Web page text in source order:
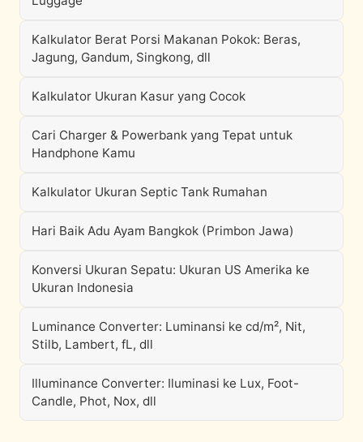
Kalkulator Berat Porsi Makanan Pokok: Beras,
Jagung, Gandum, Singkong, dll
Kalkulator Ukuran Kasur yang Cocok
Cari Charger & Powerbank yang Tepat untuk
Handphone Kamu
Kalkulator Ukuran Septic Tank Rumahan
Hari Baik Adu Ayam Bangkok (Primbon Jawa)
Konversi Ukuran Sepatu: Ukuran US Amerika ke
Ukuran Indonesia
Luminance Converter: Luminansi ke cd/m², Nit,
Stilb, Lambert, fL, dll
Illuminance Converter: Iluminasi ke Lux, Foot-
Candle, Phot, Nox, dll